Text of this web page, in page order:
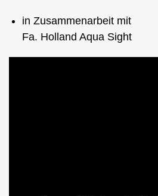
in Zusammenarbeit mit
Fa. Holland Aqua Sight